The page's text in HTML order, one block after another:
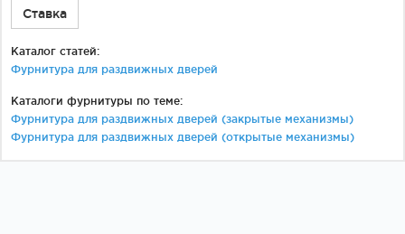
Ставка
Каталог статей:
Фурнитура для раздвижных дверей
Каталоги фурнитуры по теме:
Фурнитура для раздвижных дверей (закрытые механизмы)
Фурнитура для раздвижных дверей (открытые механизмы)